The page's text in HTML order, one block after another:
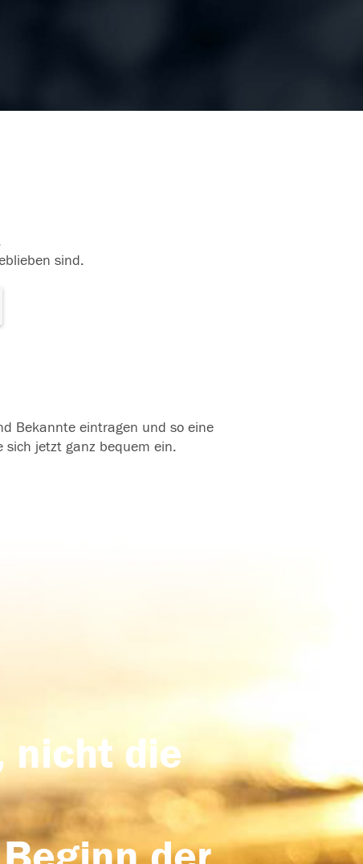
sind.
Bekannte eintragen und so eine
jetzt ganz bequem ein.
nicht die